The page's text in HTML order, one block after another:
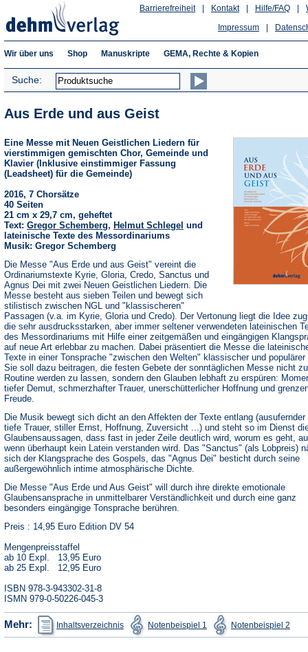
Hilfe/FAQ
Kontakt
Barrierefreiheit
Impressum
Wir über uns Shop Manuskripte GEMA, Rechte & Kopien
Suche:
Aus Erde und aus Geist
Eine Messe mit Neuen Geistlichen Liedern für
vierstimmigen gemischten Chor, Gemeinde und
Klavier (Inklusive einstimmiger Fassung
(Leadsheet) für die Gemeinde)
2016, 7 Chorsätze
40 Seiten
21 cm x 29,7 cm, geheftet
Text: Gregor Schemberg, Helmut Schlegel und
lateinische Texte des Messordinariums
Musik: Gregor Schemberg
Die Messe "Aus Erde und aus Geist" vereint die
Ordinariumstexte Kyrie, Gloria, Credo, Sanctus und
Agnus Dei mit zwei Neuen Geistlichen Liedern. Die
Messe besteht aus sieben Teilen und bewegt sich
stilistisch zwischen NGL und "klassischeren"
Passagen (v.a. im Kyrie, Gloria und Credo). Der Vertonung liegt die Idee
die sehr ausdrucksstarken, aber immer seltener verwendeten lateinischen
des Messordinariums mit Hilfe einer zeitgemäßen und eingängigen
auf neue Art erlebbar zu machen. Dabei präsentiert die Messe die
Texte in einer Tonsprache "zwischen den Welten" klassischer und
Sie soll dazu beitragen, die festen Gebete der sonntäglichen Messe nicht
Routine werden zu lassen, sondern den Glauben lebhaft zu erspüren:
tiefer Demut, schmerzhafter Trauer, unerschütterlicher Hoffnung und
Freude.
Die Musik bewegt sich dicht an den Affekten der Texte entlang (ausufernder
tiefe Trauer, stiller Ernst, Hoffnung, Zuversicht ...) und steht so im Dienst
Glaubensaussagen, dass fast in jeder Zeile deutlich wird, worum es geht,
wenn überhaupt kein Latein verstanden wird. Das "Sanctus" (als Lobpreis)
sich der Klangsprache des Gospels, das "Agnus Dei" besticht durch seine
außergewöhnlich intime atmosphärische Dichte.
Die Messe "Aus Erde und Aus Geist" will durch ihre direkte emotionale
Glaubensansprache in unmittelbarer Verständlichkeit und durch eine ganz
besonders eingängige Tonsprache berühren.
Preis : 14,95 Euro Edition DV 54
Mengenpreisstaffel
ab 10 Expl. 13,95 Euro
ab 25 Expl. 12,95 Euro
ISBN 978-3-943302-31-8
ISMN 979-0-50226-045-3
Mehr: Inhaltsverzeichnis
(Öffnet
in
einem
Notenbeispiel 1
(Öffnet
in
einem
Notenbeispiel 2in